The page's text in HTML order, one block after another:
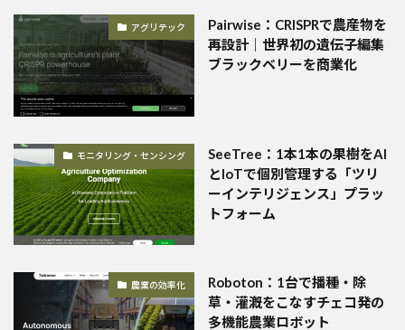
アグリテック
Pairwise：CRISPRで農産物を
再設計｜世界初の遺伝子編集
ブラックベリーを商業化
モニタリング・センシング
SeeTree：1本1本の果樹をAI
とIoTで個別管理する「ツリ
ーインテリジェンス」プラッ
トフォーム
農業の効率化
Roboton：1台で播種・除
草・灌漑をこなすチェコ発の
多機能農業ロボット